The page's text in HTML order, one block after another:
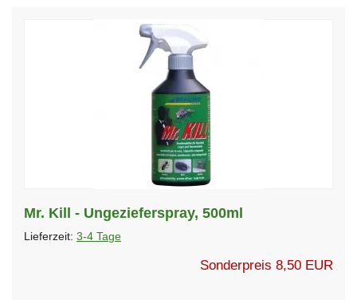
Mr. Kill - Ungezieferspray, 500ml
Lieferzeit: 3-4 Tage
Sonderpreis 8,50 EUR